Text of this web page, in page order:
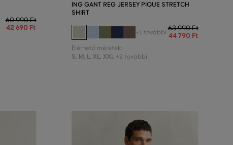
60 990 Ft
42 690 Ft
ING GANT REG JERSEY PIQUE STRETCH
SHIRT
+1 további 63 990 Ft
44 790 Ft
Elérhető méretek:
S, M, L, XL, XXL +2 további